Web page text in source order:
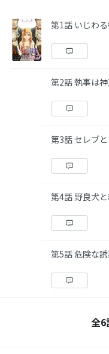
第1話 いじわ
第2話 執事は
第3話 セレブ
第4話 野良犬
第5話 危険な
全6